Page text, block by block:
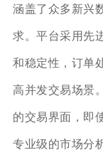
涵盖了众多新兴
求。平台采用先
和稳定性，订单
高并发交易场景
的交易界面，即
专业级的市场分